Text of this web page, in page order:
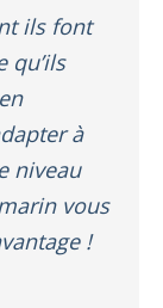
ils font
qu’ils
à
niveau
vous
!